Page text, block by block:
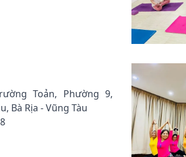
Toản, Phường 9,
Bà Rịa - Vũng Tàu